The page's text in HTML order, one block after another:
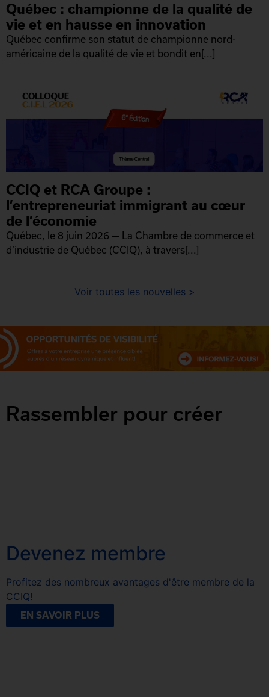
Québec : championne de la qualité de
vie et en hausse en innovation
Québec confirme son statut de championne nord-
américaine de la qualité de vie et bondit en[...]
CCIQ et RCA Groupe :
l’entrepreneuriat immigrant au cœur
de l’économie
Québec, le 8 juin 2026 — La Chambre de commerce et
d’industrie de Québec (CCIQ), à travers[...]
Voir toutes les nouvelles >
Rassembler pour créer
Devenez membre
Profitez des nombreux avantages d'être membre de la
CCIQ!
EN SAVOIR PLUS